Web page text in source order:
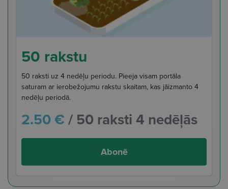
50 rakstu
50 raksti uz 4 nedēļu periodu. Pieeja visam portāla
saturam ar ierobežojumu rakstu skaitam, kas jāizmanto 4
nedēļu periodā.
2.50 € / 50 raksti 4 nedēļās
Abonē